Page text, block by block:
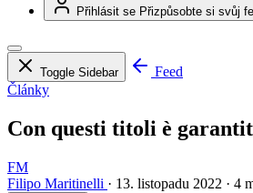
Přihlásit se Přizpůsobte si svůj
Toggle Sidebar
Feed
Články
Con questi titoli è
FM
Filipo Maritinelli · 13. listopadu 2022 · 4